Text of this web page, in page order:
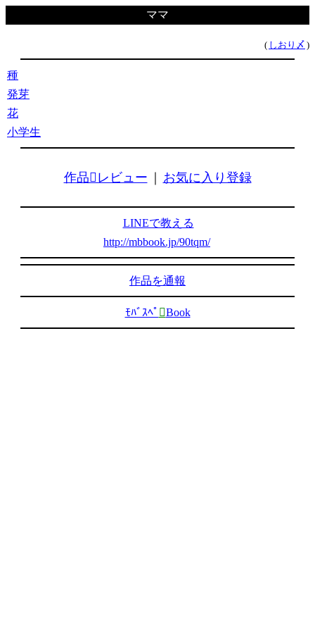
ママ
( しおり〆 )
種
発芽
花
小学生
作品レビュー お気に入り登録
LINEで教える
http://mbbook.jp/90tqm/
作品を通報
ﾓﾊﾞｽﾍﾟ Book